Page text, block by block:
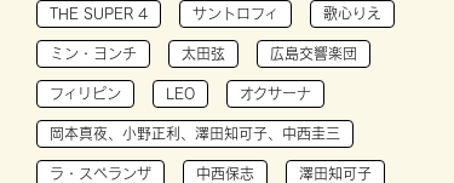
THE SUPER 4 サントロフィ 歌心りえ
ミン・ヨンチ 太田弦 広島交響楽団
フィリピン LEO オクサーナ
岡本真夜、小野正利、澤田知可子、中西圭三
ラ・スペランザ 中西保志 澤田知可子